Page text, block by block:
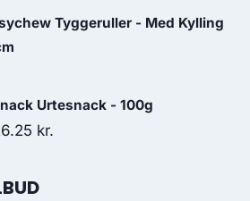
306.25 kr..
aktuelle
pris
45.00 kr..
Tyggeruller - Med Kylling
kr..
Urtesnack - 100g
kr.